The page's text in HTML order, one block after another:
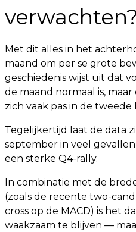
Met dit alles in het
maand om per se grote
geschiedenis wijst uit dat
de maand normaal is,
zich vaak pas in de
Tegelijkertijd laat de data
september in veel
een sterke Q4-rally.
In combinatie met de
(zoals de recente two-
cross op de MACD) is het
waakzaam te blijven —